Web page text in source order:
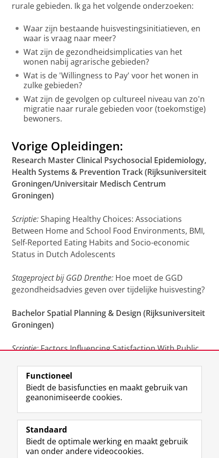
rurale gebieden. Ik ga het volgende onderzoeken:
Waar zijn bestaande huisvestingsinitiatieven, en
waar is vraag naar meer?
Wat zijn de gezondheidsimplicaties van het
wonen nabij agrarische gebieden?
Wat is de 'Willingness to Pay' voor het wonen in
zulke gebieden?
Wat zijn de gevolgen op cultureel niveau van zo'n
migratie naar rurale gebieden voor (toekomstige)
bewoners.
Vorige Opleidingen:
Research Master Clinical Psychosocial Epidemiology,
Health Systems & Prevention Track (Rijksuniversiteit
Groningen/Universitair Medisch Centrum
Groningen)
Scriptie:Shaping Healthy Choices: Associations
Between Home and School Food Environments, BMI,
Self-Reported Eating Habits and Socio-economic
Status in Dutch Adolescents
Stageproject bij GGD Drenthe: Hoe moet de GGD
gezondheidsadvies geven over tijdelijke huisvesting?
Bachelor Spatial Planning & Design (Rijksuniversiteit
Groningen)
Scriptie:Factors Influencing Satisfaction With Public
Laatst gewijzigd: 11 december 2025 16:57
Volg de RUG
F
a
e
b
L
i
k
e
R
S
-
f
I
n
t
Y
o
T
Studiekiezers
Functioneel
Biedt de basisfuncties en maakt gebruik van
geanonimiseerde cookies.
Standaard
Biedt de optimale werking en maakt gebruik
van onder andere videocookies.